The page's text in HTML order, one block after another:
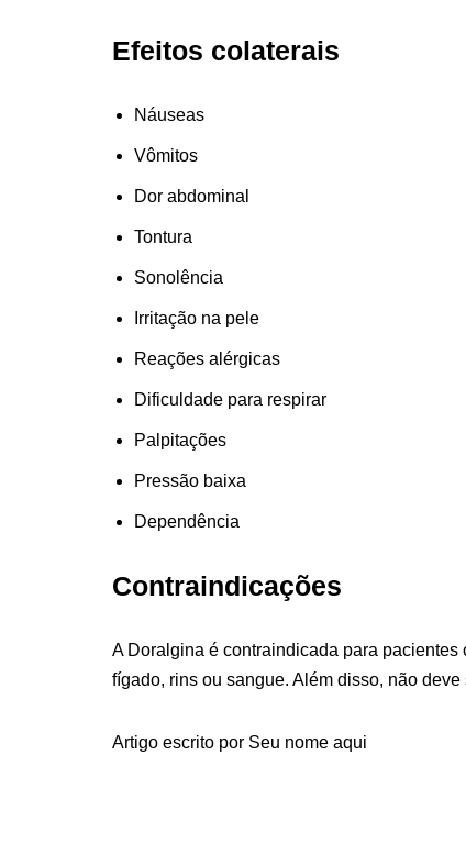
Efeitos colaterais
Náuseas
Vômitos
Dor abdominal
Tontura
Sonolência
Irritação na pele
Reações alérgicas
Dificuldade para respirar
Palpitações
Pressão baixa
Dependência
Contraindicações
A Doralgina é contraindicada para
fígado, rins ou sangue. Além disso, não
Artigo escrito por Seu nome aqui